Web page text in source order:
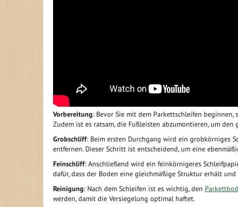
Vorbereitung: Bevor Sie mit dem Parkettschleifen
Zudem ist es ratsam, die Fußleisten abzumontieren, um
Grobschliff: Beim ersten Durchgang wird ein grobkörniges
entfernen. Dieser Schritt ist entscheidend, um eine
Feinschliff: Anschließend wird ein feinkörnigeres
dafür, dass der Boden eine gleichmäßige Struktur erhält
Reinigung: Nach dem Schleifen ist es wichtig, den
werden, damit die Versiegelung optimal haftet.